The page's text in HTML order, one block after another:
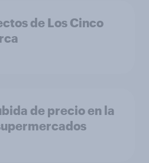
de Los Cinco
de precio en la